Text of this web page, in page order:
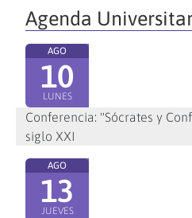
Agenda
AGO
10
LUNES
Conferencia: "Sócrates y
siglo XXI
AGO
13
JUEVES